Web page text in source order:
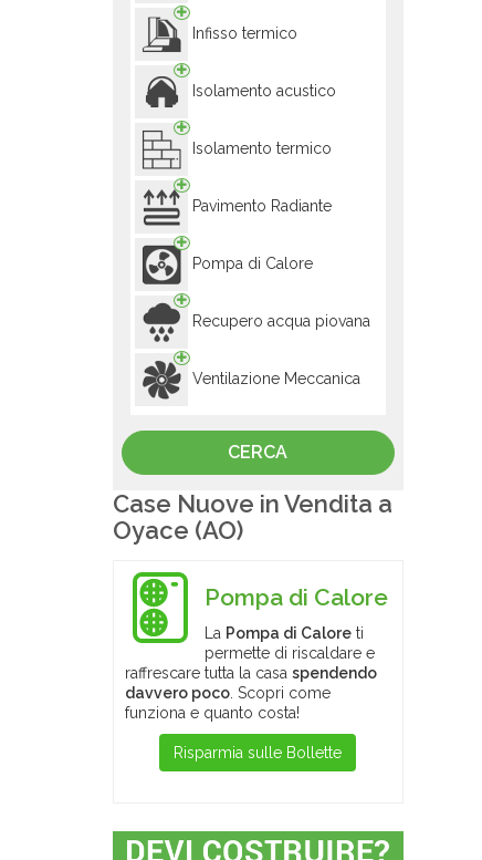
Infisso termico
Isolamento acustico
Isolamento termico
Pavimento Radiante
Pompa di Calore
Recupero acqua piovana
Ventilazione Meccanica
Case Nuove in Vendita a
Oyace (AO)
Pompa di Calore
La Pompa di Calore ti
permette di riscaldare e
raffrescare tutta la casa spendendo
davvero poco. Scopri come
funziona e quanto costa!
Risparmia sulle Bollette